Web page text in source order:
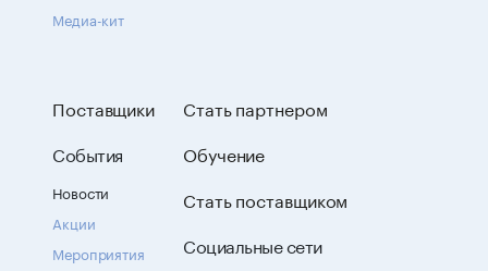
Медиа-кит
Поставщики
События
Новости
Акции
Мероприятия
Стать партнером
Обучение
Стать поставщиком
Социальные сети